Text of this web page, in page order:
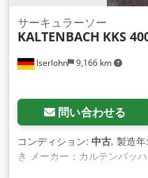
Iserlohn 9,166 km
サーキュラーソー
KALTENBACH KKS
問い合わせる
コンディション: 中古, 製造年:
き メーカー：カルテンバッ
年 Dcodsixumvjpfx Ac Iek